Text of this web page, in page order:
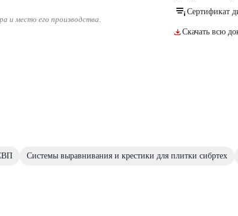
и место его производства.
Сертификат
Скачать всю
Системы выравнивания и крестики для плитки сибртех